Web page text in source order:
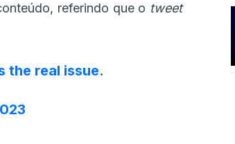
referindo que o tweet
the real issue.